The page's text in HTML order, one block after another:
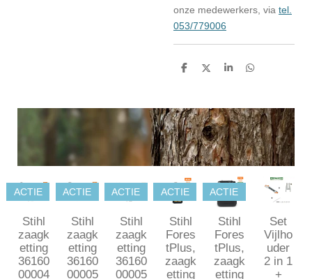
onze medewerkers, via tel.
053/779006
D
n
D
S
e
D
n
ACTIE
Stihl
zaagk
etting
36160
00004
ACTIE
Stihl
zaagk
etting
36160
00005
ACTIE
Stihl
zaagk
etting
36160
00005
ACTIE
Stihl
Fores
tPlus,
zaagk
etting
ACTIE
Stihl
Fores
tPlus,
zaagk
etting
Set
Vijlho
uder
2 in 1
+